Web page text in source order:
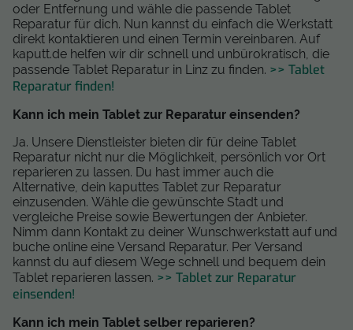
oder Entfernung und wähle die passende Tablet
Reparatur für dich. Nun kannst du einfach die Werkstatt
direkt kontaktieren und einen Termin vereinbaren. Auf
kaputt.de helfen wir dir schnell und unbürokratisch, die
passende Tablet Reparatur in Linz zu finden. >> Tablet
Reparatur finden!
Kann ich mein Tablet zur Reparatur einsenden?
Ja. Unsere Dienstleister bieten dir für deine Tablet
Reparatur nicht nur die Möglichkeit, persönlich vor Ort
reparieren zu lassen. Du hast immer auch die
Alternative, dein kaputtes Tablet zur Reparatur
einzusenden. Wähle die gewünschte Stadt und
vergleiche Preise sowie Bewertungen der Anbieter.
Nimm dann Kontakt zu deiner Wunschwerkstatt auf und
buche online eine Versand Reparatur. Per Versand
kannst du auf diesem Wege schnell und bequem dein
Tablet reparieren lassen. >> Tablet zur Reparatur
einsenden!
Kann ich mein Tablet selber reparieren?